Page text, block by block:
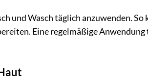
und Wasch täglich anzuwenden.
Eine regelmäßige